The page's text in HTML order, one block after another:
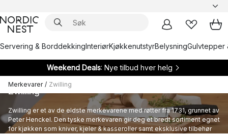
Servering & BorddekkingInteriørKjøkkenutstyrBelysningGulvtepper
Weekend Deals: Nye tilbud hver helg
Merkevarer / Zwilling
Zwilling
Zwilling er et av de eldste merkevarene med røtter fra 1731, grunnet av
Peter Henckel. Den tyske merkevaren gir deg et bredt sortiment egnet
for kjøkken som kniver, kjeler & kasseroller samt eksklusive tilbehør